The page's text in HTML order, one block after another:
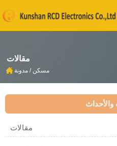
مقالات
 مسكن / مدونة
والأحداث
مقالات